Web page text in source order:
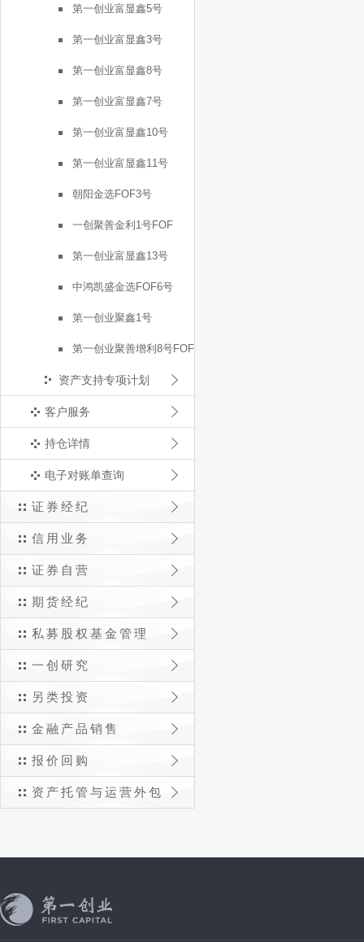
第一创业富显鑫5号
第一创业富显鑫3号
第一创业富显鑫8号
第一创业富显鑫7号
第一创业富显鑫10号
第一创业富显鑫11号
朝阳金选FOF3号
一创聚善金利1号FOF
第一创业富显鑫13号
中鸿凯盛金选FOF6号
第一创业聚鑫1号
第一创业聚善增利8号FOF
资产支持专项计划
客户服务
持仓详情
电子对账单查询
证券经纪
信用业务
证券自营
期货经纪
私募股权基金管理
一创研究
另类投资
金融产品销售
报价回购
资产托管与运营外包